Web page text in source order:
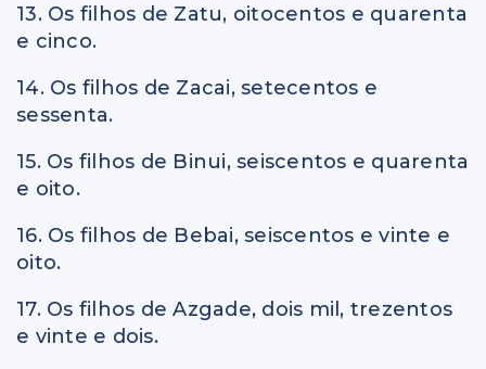
13. Os filhos de Zatu, oitocentos e quarenta
e cinco.
14. Os filhos de Zacai, setecentos e
sessenta.
15. Os filhos de Binui, seiscentos e quarenta
e oito.
16. Os filhos de Bebai, seiscentos e vinte e
oito.
17. Os filhos de Azgade, dois mil, trezentos
e vinte e dois.